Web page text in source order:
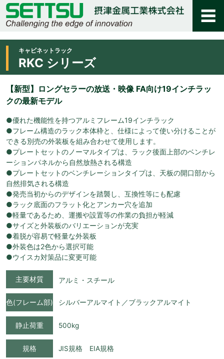
キャビネットラック
RKC シリーズ
【新型】ロングセラーの放送・映像 FA向け19インチラッ
クの最新モデル
●優れた機能性を持つアルミフレーム19インチラック
●フレーム構造のラック本体枠と、仕様によって使い分けることが
できる別売の外装板を組み合わせて使用します。
●プレートセットのノーマルタイプは、ラック後面上部のベンチレ
ーションパネルから自然放熱される構造
●プレートセットのベンチレーションタイプは、天板の開口部から
自然排気される構造
●発売当初からのデザインを踏襲し、互換性等にも配慮
●ラック底面のフラット化とアンカー穴を追加
●軽量であるため、運搬や設置等の作業の負担が軽減
●サイズと外装板のバリエーションが充実
●着脱が容易で軽量な外装板
●外装色は2色から選択可能
●ウイスカ対策品に変更可能
主要材質 アルミ・スチール
色(フレーム部) シルバーアルマイト／ブラックアルマイト
静止荷重 500kg
規格 JIS規格 EIA規格